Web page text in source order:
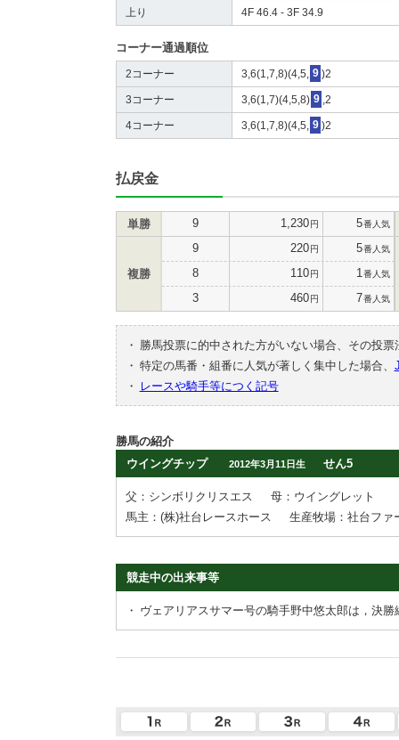
上り 4F 46.4 - 3F 34.9
コーナー通過順位
2コーナー 3,6(1,7,8)(4,5, 9 )2
3コーナー 3,6(1,7)(4,5,8) 9 ,2
4コーナー 3,6(1,7,8)(4,5, 9 )2
払戻金
単勝 9 1,230円 5番人気
複勝
9 220円 5番人気
8 110円 1 番人気
3 460円 7番人気
・
勝馬投票に的中された方がいない場合、その投
・ 特定の馬番・組番に人気が著しく集中した場合、
・
レースや騎手等につく記号
勝馬の紹介
ウイングチップ
2012年3月11日生 せん5
父：シンボリクリスエス
母：ウイングレット
馬主：(株)社台レースホース
生産牧場：社台ファ
競走中の出来事等
・ ヴェアリアスサマー号の騎手野中悠太郎は，決